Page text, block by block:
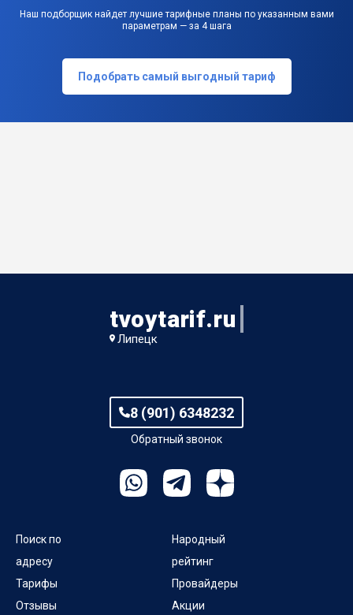
Наш подборщик найдет лучшие тарифные планы по указанным вами
параметрам — за 4 шага
Подобрать самый выгодный тариф
tvoytarif.ru
Липецк
8 (901) 6348232
Обратный звонок
Поиск по
адресу
Тарифы
Отзывы
Народный
рейтинг
Провайдеры
Акции